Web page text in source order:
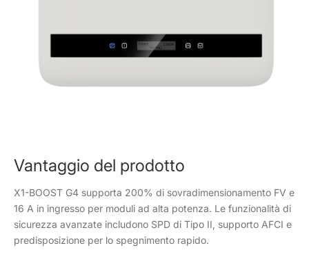
Vantaggio del prodotto
X1-BOOST G4 supporta 200% di sovradimensionamento FV e
16 A in ingresso per moduli ad alta potenza. Le funzionalità di
sicurezza avanzate includono SPD di Tipo II, supporto AFCI e
predisposizione per lo spegnimento rapido.